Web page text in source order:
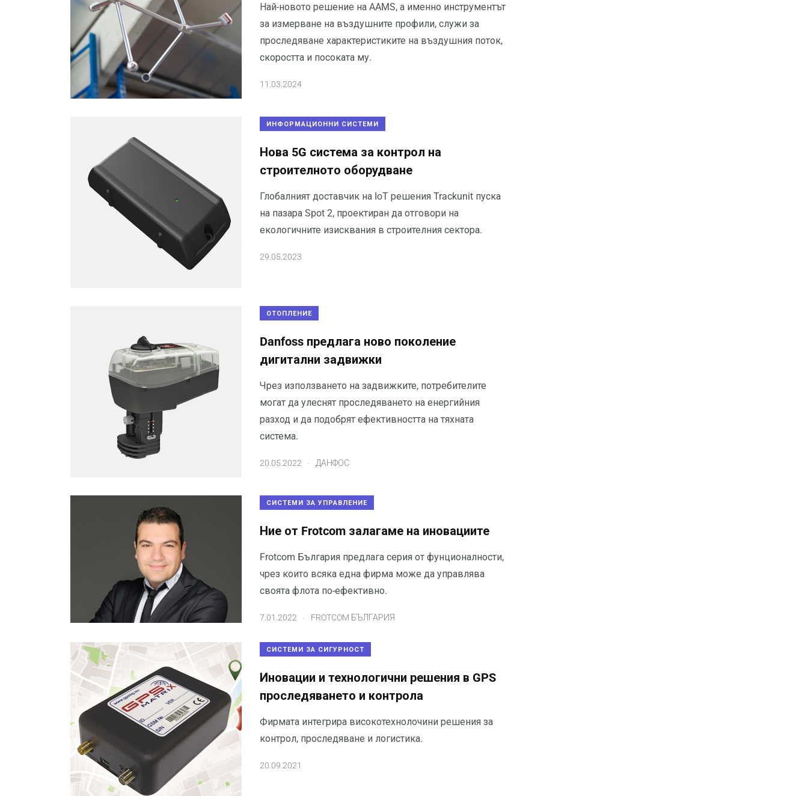
Най-новото решение на AAMS, а именно инструментът
за измерване на въздушните профили, служи за
проследяване характеристиките на въздушния поток,
скоростта и посоката му.
11.03.2024
ИНФОРМАЦИОННИ СИСТЕМИ
Нова 5G система за контрол на
строителното оборудване
Глобалният доставчик на IoT решения Trackunit пуска
на пазара Spot 2, проектиран да отговори на
екологичните изисквания в строителния сектора.
29.05.2023
ОТОПЛЕНИЕ
Danfoss предлага ново поколение
дигитални задвижки
Чрез използването на задвижките, потребителите
могат да улеснят проследяването на енергийния
разход и да подобрят ефективността на тяхната
система.
20.05.2022 ДАНФОС
СИСТЕМИ ЗА УПРАВЛЕНИЕ
Ние от Frotcom залагаме на иновациите
Frotcom България предлага серия от фунционалности,
чрез които всяка една фирма може да управлява
своята флота по-ефективно.
7.01.2022 FROTCOM БЪЛГАРИЯ
СИСТЕМИ ЗА СИГУРНОСТ
Иновации и технологични решения в GPS
проследяването и контрола
Фирмата интегрира високотехнолочини решения за
контрол, проследяване и логистика.
20.09.2021